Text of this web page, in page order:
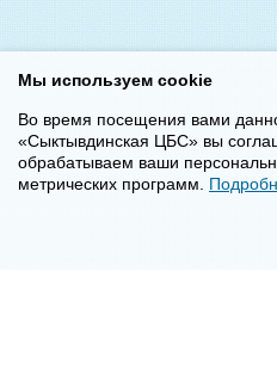
Мы используем cookie
Во время посещения вами
«Сыктывдинская ЦБС» вы
обрабатываем ваши
метрических программ.